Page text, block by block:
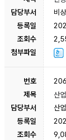
비
206
산
산